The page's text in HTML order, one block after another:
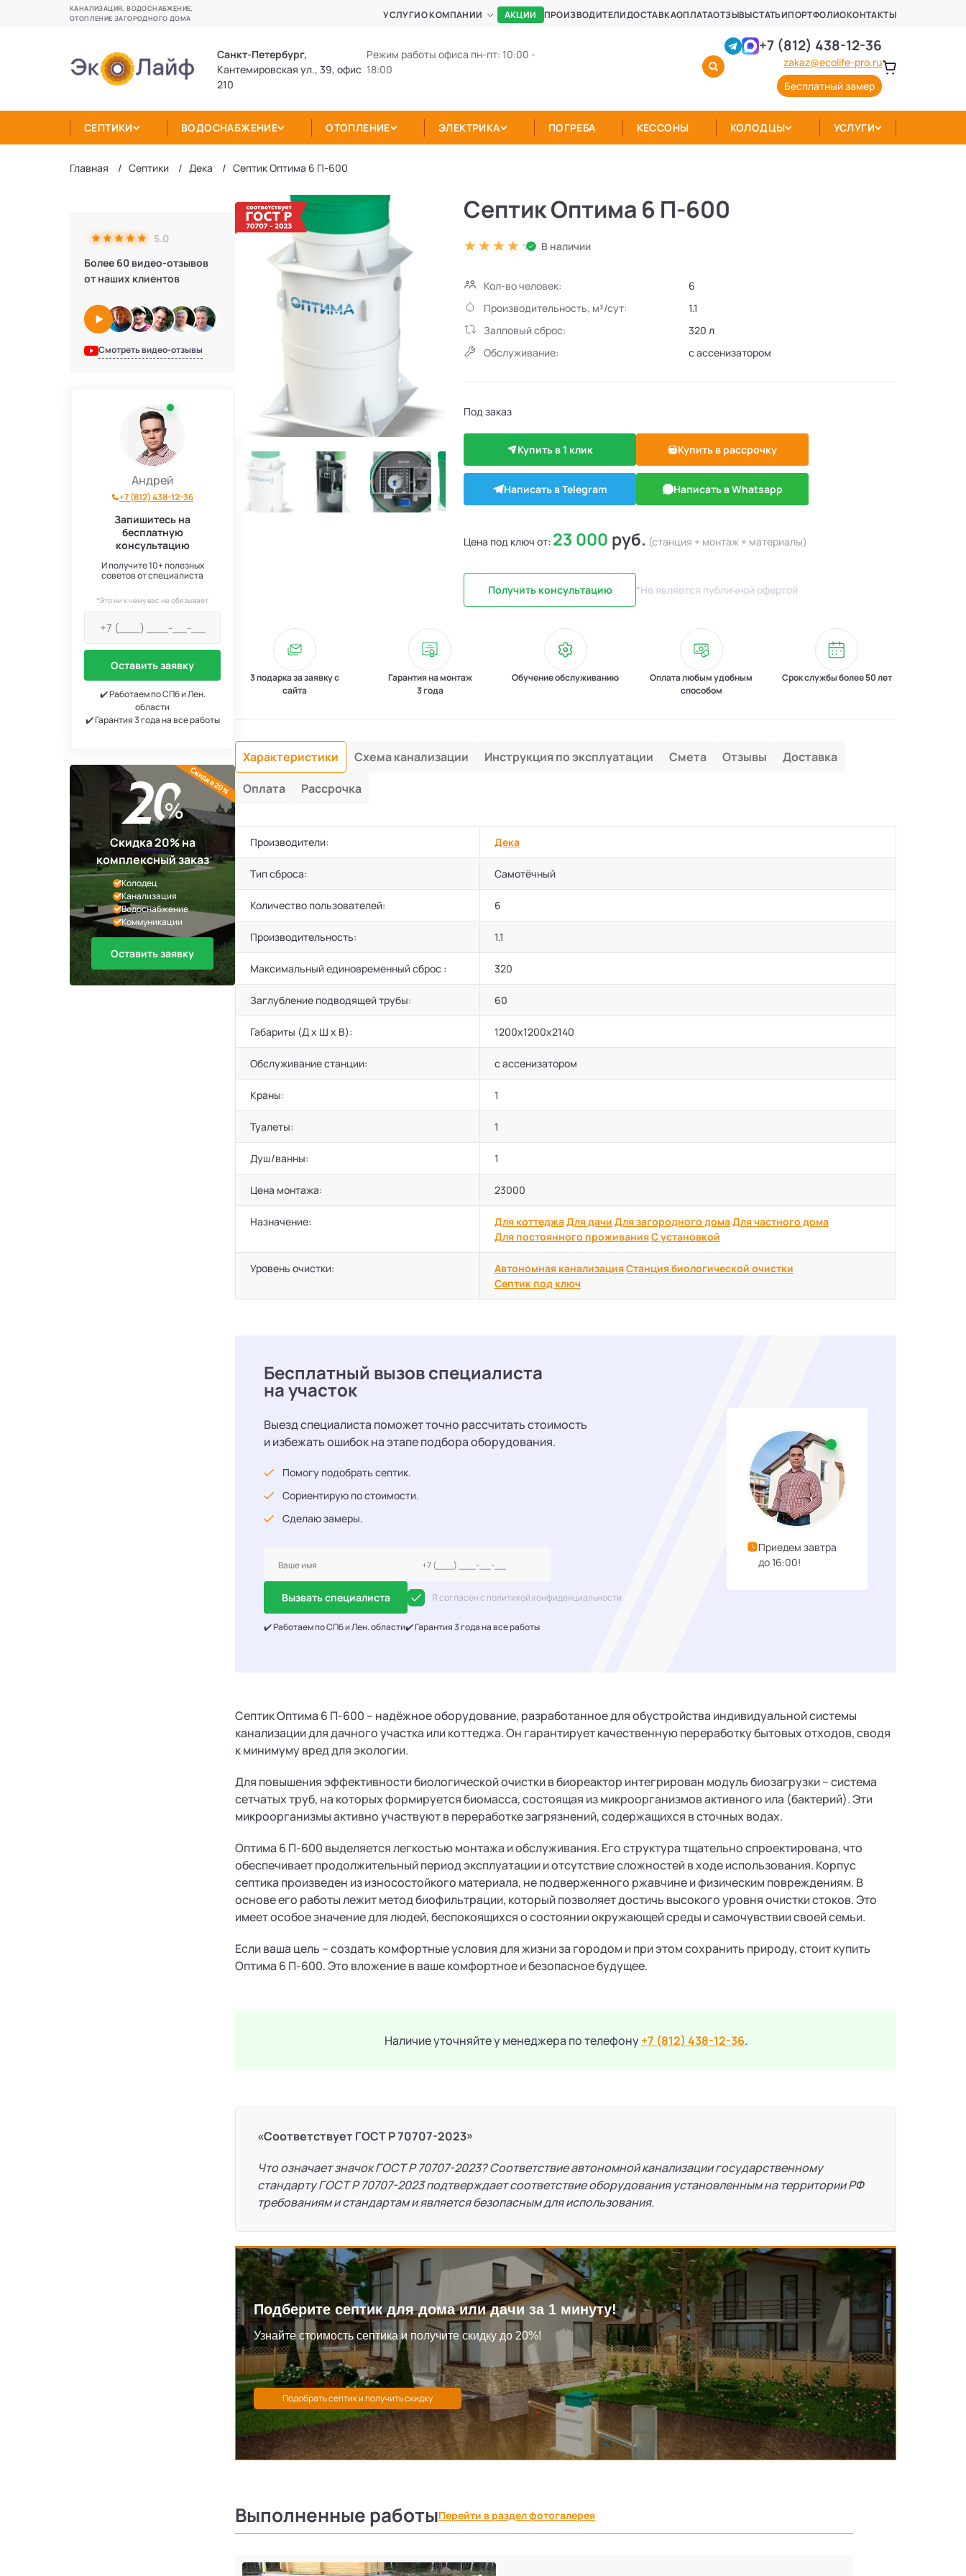
КАНАЛИЗАЦИЯ, ВОДОСНАБЖЕНИЕ,
ОТОПЛЕНИЕ ЗАГОРОДНОГО ДОМА
УСЛУГИО КОМПАНИИ АКЦИИ ПРОИЗВОДИТЕЛИДОСТАВКАОПЛАТАОТЗЫВЫСТАТЬИПОРТФОЛИОКОНТАКТЫ
Санкт-Петербург,
Кантемировская ул., 39, офис
210
Режим работы офиса пн-пт: 10:00 -
18:00
+7 (812) 438-12-36
zakaz@ecolife-pro.ru
Бесплатный замер
СЕПТИКИ ВОДОСНАБЖЕНИЕ ОТОПЛЕНИЕ ЭЛЕКТРИКА ПОГРЕБА КЕССОНЫ КОЛОДЦЫ УСЛУГИ
Главная Септики Дека Септик Оптима 6 П-600
5.0
Более 60 видео-отзывов
от наших клиентов
Смотреть видео-отзывы
Андрей
+7 (812) 438-12-36
Запишитесь на
бесплатную
консультацию
И получите 10+ полезных
советов от специалиста
*Это ни к чему вас не обязывает
Оставить заявку
✔️ Работаем по СПб и Лен.
области
✔️ Гарантия 3 года на все работы
Скидка 20% на
комплексный заказ
Колодец
Канализация
Водоснабжение
Коммуникации
Оставить заявку
Скидка 20%
Септик Оптима 6 П-600
В наличии
Кол-во человек:
6
Производительность, м³/сут:
1.1
Залповый сброс:
320 л
Обслуживание:
с ассенизатором
Под заказ
Купить в 1 клик Купить в рассрочку
Написать в Telegram Написать в Whatsapp
Цена под ключ от: 23 000 руб. (станция + монтаж + материалы)
Получить консультацию *Не является публичной офертой
3 подарка за заявку с
сайта
Гарантия на монтаж
3 года
Обучение обслуживанию
Оплата любым удобным
способом
Срок службы более 50 лет
Характеристики Схема канализации Инструкция по эксплуатации Смета Отзывы
Доставка
Оплата
Рассрочка
Производители: Дека
Тип сброса: Самотёчный
Количество пользователей: 6
Производительность: 1.1
Максимальный единовременный сброс : 320
Заглубление подводящей трубы: 60
Габариты (Д х Ш х В): 1200х1200х2140
Обслуживание станции: с ассенизатором
Краны: 1
Туалеты: 1
Душ/ванны: 1
Цена монтажа: 23000
Назначение: Для коттеджаДля дачи Для загородного домаДля частного дома
Для постоянного проживанияС установкой
Уровень очистки: Автономная канализацияСтанция биологической очистки
Септик под ключ
Бесплатный вызов специалиста
на участок
Выезд специалиста поможет точно рассчитать стоимость
и избежать ошибок на этапе подбора оборудования.
Помогу подобрать септик.
Сориентирую по стоимости.
Сделаю замеры.
Вызвать специалиста Я согласен с политикой конфиденциальности
✔️ Работаем по СПб и Лен. области✔️ Гарантия 3 года на все работы
Приедем завтра
до 16:00!
Септик Оптима 6 П-600 – надёжное оборудование, разработанное для обустройства индивидуальной системы
канализации для дачного участка или коттеджа. Он гарантирует качественную переработку бытовых отходов, сводя
к минимуму вред для экологии.
Для повышения эффективности биологической очистки в биореактор интегрирован модуль биозагрузки – система
сетчатых труб, на которых формируется биомасса, состоящая из микроорганизмов активного ила (бактерий). Эти
микроорганизмы активно участвуют в переработке загрязнений, содержащихся в сточных водах.
Оптима 6 П-600 выделяется легкостью монтажа и обслуживания. Его структура тщательно спроектирована, что
обеспечивает продолжительный период эксплуатации и отсутствие сложностей в ходе использования. Корпус
септика произведен из износостойкого материала, не подверженного ржавчине и физическим повреждениям. В
основе его работы лежит метод биофильтрации, который позволяет достичь высокого уровня очистки стоков. Это
имеет особое значение для людей, беспокоящихся о состоянии окружающей среды и самочувствии своей семьи.
Если ваша цель – создать комфортные условия для жизни за городом и при этом сохранить природу, стоит купить
Оптима 6 П-600. Это вложение в ваше комфортное и безопасное будущее.
Наличие уточняйте у менеджера по телефону+7 (812) 438-12-36.
«Соответствует ГОСТ Р 70707-2023»
Что означает значок ГОСТ Р 70707-2023? Соответствие автономной канализации государственному
стандарту ГОСТ Р 70707-2023 подтверждает соответствие оборудования установленным на территории РФ
требованиям и стандартам и является безопасным для использования.
Подберите септик для дома или дачи за 1 минуту!
Узнайте стоимость септика и получите скидку до 20%!
Выполненные работыПерейти в раздел фотогалерея